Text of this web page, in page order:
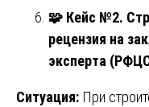
🧩 Кейс №2.
рецензия на
эксперта
Ситуация: При